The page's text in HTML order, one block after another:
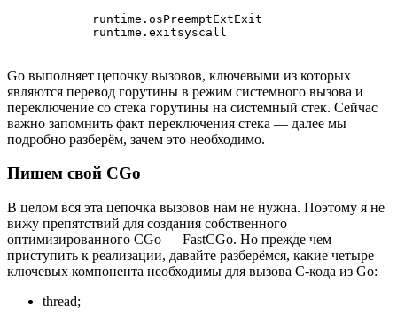
            runtime.osPreemptExtExit
            runtime.exitsyscall
Go выполняет цепочку вызовов, ключевыми из которых
являются перевод горутины в режим системного вызова и
переключение со стека горутины на системный стек. Сейчас
важно запомнить факт переключения стека — далее мы
подробно разберём, зачем это необходимо.
Пишем свой CGo
В целом вся эта цепочка вызовов нам не нужна. Поэтому я не
вижу препятствий для создания собственного
оптимизированного CGo — FastCGo. Но прежде чем
приступить к реализации, давайте разберёмся, какие четыре
ключевых компонента необходимы для вызова C-кода из Go:
thread;